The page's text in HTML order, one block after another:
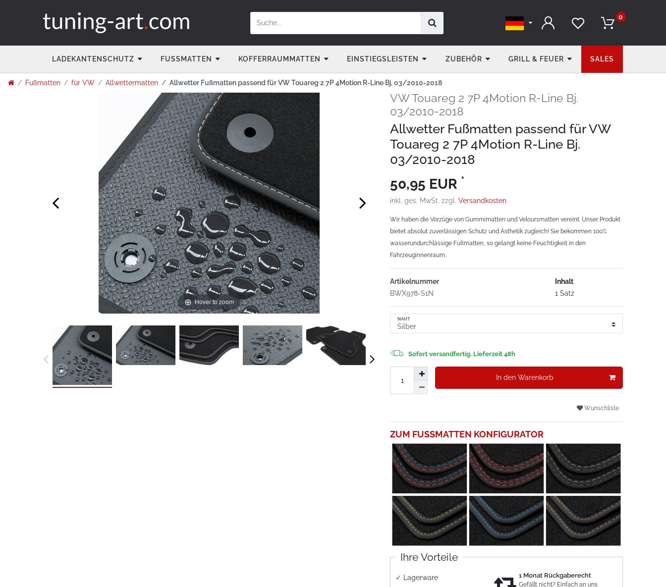
0
LADEKANTENSCHUTZ FUSSMATTEN KOFFERRAUMMATTEN EINSTIEGSLEISTEN ZUBEHÖR GRILL & FEUER SALES
Fußmatten für VW Allwettermatten Allwetter Fußmatten passend für VW Touareg 2 7P 4Motion R-Line Bj. 03/2010-2018
Hover to zoom
VW Touareg 2 7P 4Motion R-Line Bj.
03/2010-2018
Allwetter Fußmatten passend für VW
Touareg 2 7P 4Motion R-Line Bj.
03/2010-2018
50,95 EUR *
inkl. ges. MwSt. zzgl. Versandkosten
Wir haben die Vorzüge von Gummimatten und Veloursmatten vereint. Unser Produkt
bietet absolut zuverlässigen Schutz und Ästhetik zugleich! Sie bekommen 100%
wasserundurchlässige Fußmatten, so gelangt keine Feuchtigkeit in den
Fahrzeuginnenraum.
Artikelnummer
BWX978-S1N
Inhalt
1 Satz
NAHT
Sofort versandfertig, Lieferzeit 48h
In den Warenkorb
Wunschliste
ZUM FUSSMATTEN KONFIGURATOR
Ihre Vorteile
✓ Lagerware
1 Monat Rückgaberecht
Gefällt nicht? Einfach an uns